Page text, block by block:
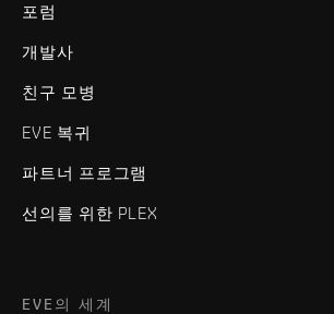
포럼
개발사
친구 모병
EVE 복귀
파트너 프로그램
선의를 위한 PLEX
EVE의 세계